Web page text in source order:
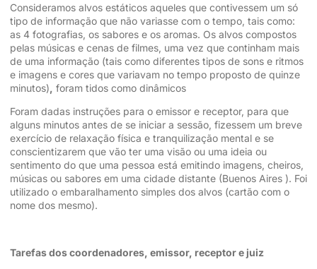
Consideramos alvos estáticos aqueles que contivessem um só
tipo de informação que não variasse com o tempo, tais como:
as 4 fotografias, os sabores e os aromas. Os alvos compostos
pelas músicas e cenas de filmes, uma vez que continham mais
de uma informação (tais como diferentes tipos de sons e ritmos
e imagens e cores que variavam no tempo proposto de quinze
minutos), foram tidos como dinâmicos
Foram dadas instruções para o emissor e receptor, para que
alguns minutos antes de se iniciar a sessão, fizessem um breve
exercício de relaxação física e tranquilização mental e se
conscientizarem que vão ter uma visão ou uma ideia ou
sentimento do que uma pessoa está emitindo imagens, cheiros,
músicas ou sabores em uma cidade distante (Buenos Aires ). Foi
utilizado o embaralhamento simples dos alvos (cartão com o
nome dos mesmo).
Tarefas dos coordenadores, emissor, receptor e juiz